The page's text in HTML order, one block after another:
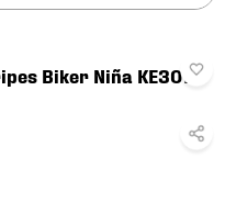
Biker Niña KE3070